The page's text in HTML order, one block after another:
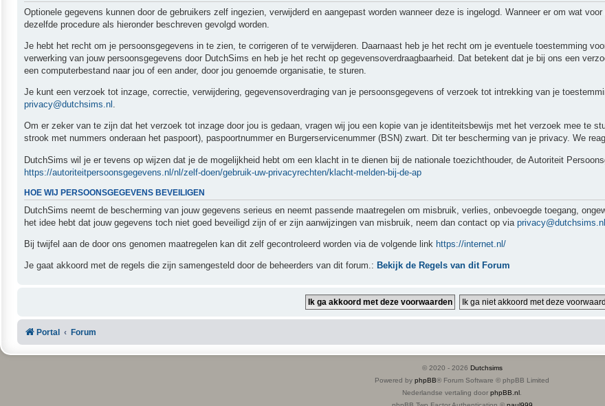
Optionele gegevens kunnen door de gebruikers zelf ingezien, verwijderd en aangepast worden wanneer deze is ingelogd. Wanneer er om wat
dezelfde procedure als hieronder beschreven gevolgd worden.
Je hebt het recht om je persoonsgegevens in te zien, te corrigeren of te verwijderen. Daarnaast heb je het recht om je eventuele toestemming
verwerking van jouw persoonsgegevens door DutchSims en heb je het recht op gegevensoverdraagbaarheid. Dat betekent dat je bij ons een
een computerbestand naar jou of een ander, door jou genoemde organisatie, te sturen.
Je kunt een verzoek tot inzage, correctie, verwijdering, gegevensoverdraging van je persoonsgegevens of verzoek tot intrekking van je
privacy@dutchsims.nl .
Om er zeker van te zijn dat het verzoek tot inzage door jou is gedaan, vragen wij jou een kopie van je identiteitsbewijs met het verzoek mee te
strook met nummers onderaan het paspoort), paspoortnummer en Burgerservicenummer (BSN) zwart. Dit ter bescherming van je privacy. We
DutchSims wil je er tevens op wijzen dat je de mogelijkheid hebt om een klacht in te dienen bij de nationale toezichthouder, de Autoriteit
https://autoriteitpersoonsgegevens.nl/nl/zelf-doen/gebruik-uw-privacyrechten/klacht-melden-bij-de-ap
HOE WIJ PERSOONSGEGEVENS BEVEILIGEN
DutchSims neemt de bescherming van jouw gegevens serieus en neemt passende maatregelen om misbruik, verlies, onbevoegde toegang,
het idee hebt dat jouw gegevens toch niet goed beveiligd zijn of er zijn aanwijzingen van misbruik, neem dan contact op via privacy@dutchsims.nl
Bij twijfel aan de door ons genomen maatregelen kan dit zelf gecontroleerd worden via de volgende link https://internet.nl/
Je gaat akkoord met de regels die zijn samengesteld door de beheerders van dit forum.: Bekijk de Regels van dit Forum
Portal Forum
© 2020 - 2026 Dutchsims
Powered by phpBB® Forum Software © phpBB Limited
Nederlandse vertaling door phpBB.nl